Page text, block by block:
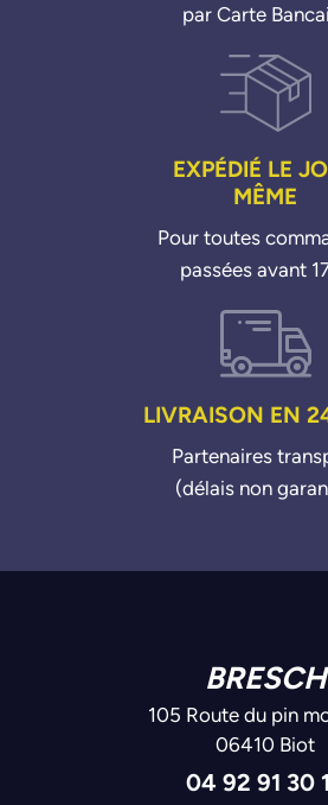
par Carte
EXPÉDIÉ LE
MÊME
Pour toutes
passées avant
LIVRAISON EN
Partenaires
(délais non
BRESCH
105 Route du pin
06410 Biot
04 92 91 30